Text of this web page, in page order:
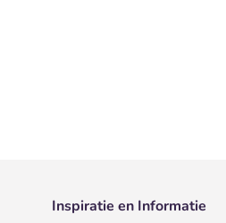
Inspiratie en Informatie